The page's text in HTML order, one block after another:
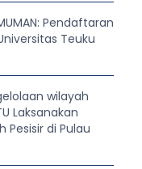
Pendaftaran
Teuku
wilayah
Laksanakan
Pesisir di Pulau